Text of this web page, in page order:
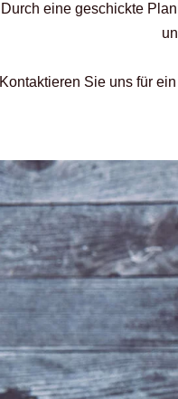
Durch eine geschickte
Kontaktieren Sie uns für